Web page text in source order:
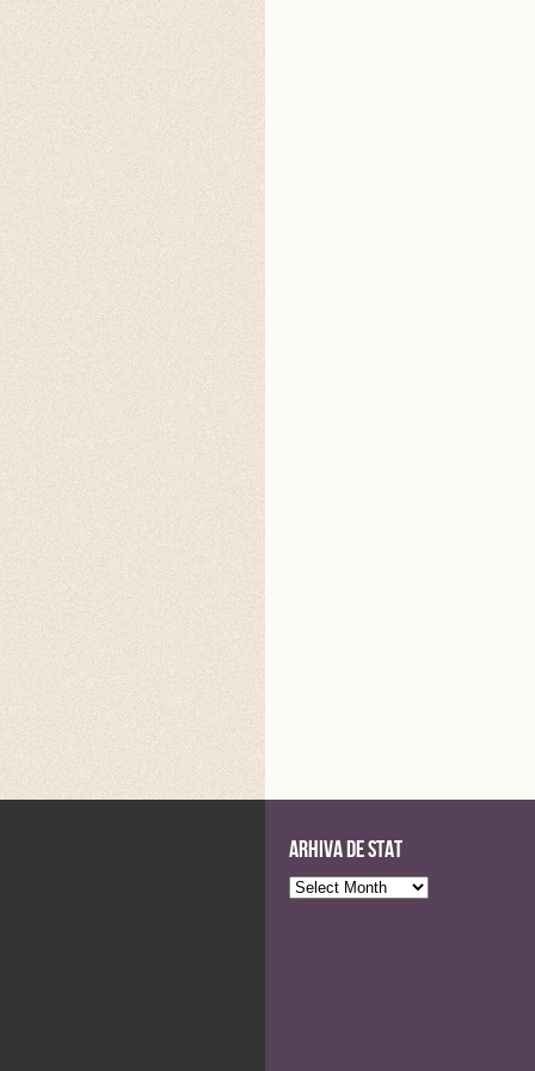
Arhiva de stat
Arhiva
de